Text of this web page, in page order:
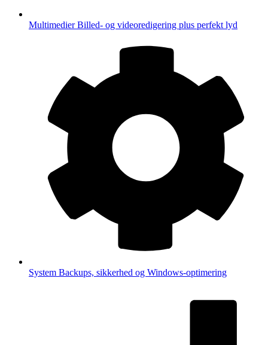
MultimedierBilled- og videoredigering plus perfekt lyd
System Backups, sikkerhed og Windows-optimering